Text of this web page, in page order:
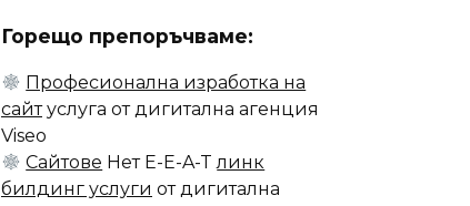
Горещо препоръчваме:
Професионална изработка на
сайтуслуга от дигитална агенция
Viseo
Сайтове Нет E-E-A-Tлинк
билдинг услуги от дигитална